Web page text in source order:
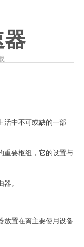
器
中不可或缺的一部
要枢纽，它的设置与
。
置在离主要使用设备